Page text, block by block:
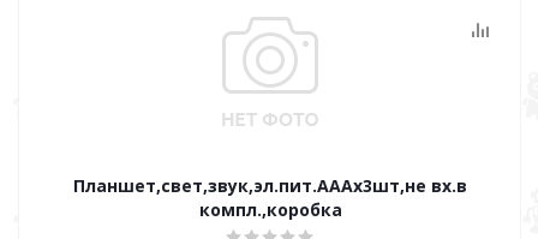
Планшет,свет,звук,эл.пит.АААх3шт,не вх.в
компл.,коробка